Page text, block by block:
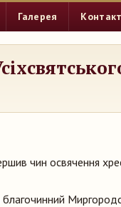
Галерея
чин освячення